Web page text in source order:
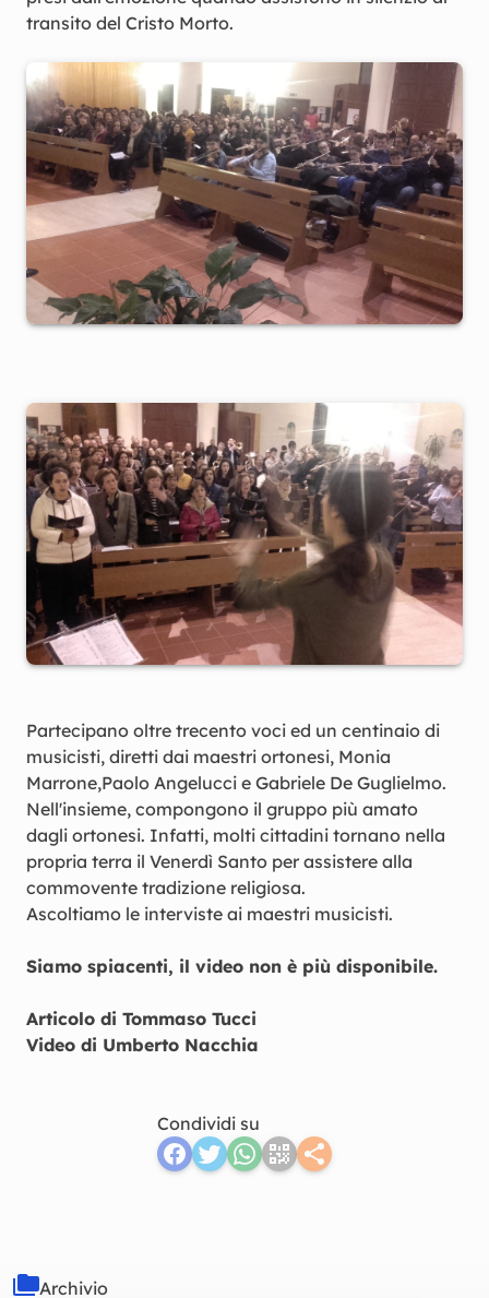
transito del Cristo Morto.
Partecipano oltre trecento voci ed un centinaio di
musicisti, diretti dai maestri ortonesi, Monia
Marrone,Paolo Angelucci e Gabriele De Guglielmo.
Nell'insieme, compongono il gruppo più amato
dagli ortonesi. Infatti, molti cittadini tornano nella
propria terra il Venerdì Santo per assistere alla
commovente tradizione religiosa.
Ascoltiamo le interviste ai maestri musicisti.
Siamo spiacenti, il video non è più disponibile.
Articolo di Tommaso Tucci
Video di Umberto Nacchia
Condividi su
Archivio